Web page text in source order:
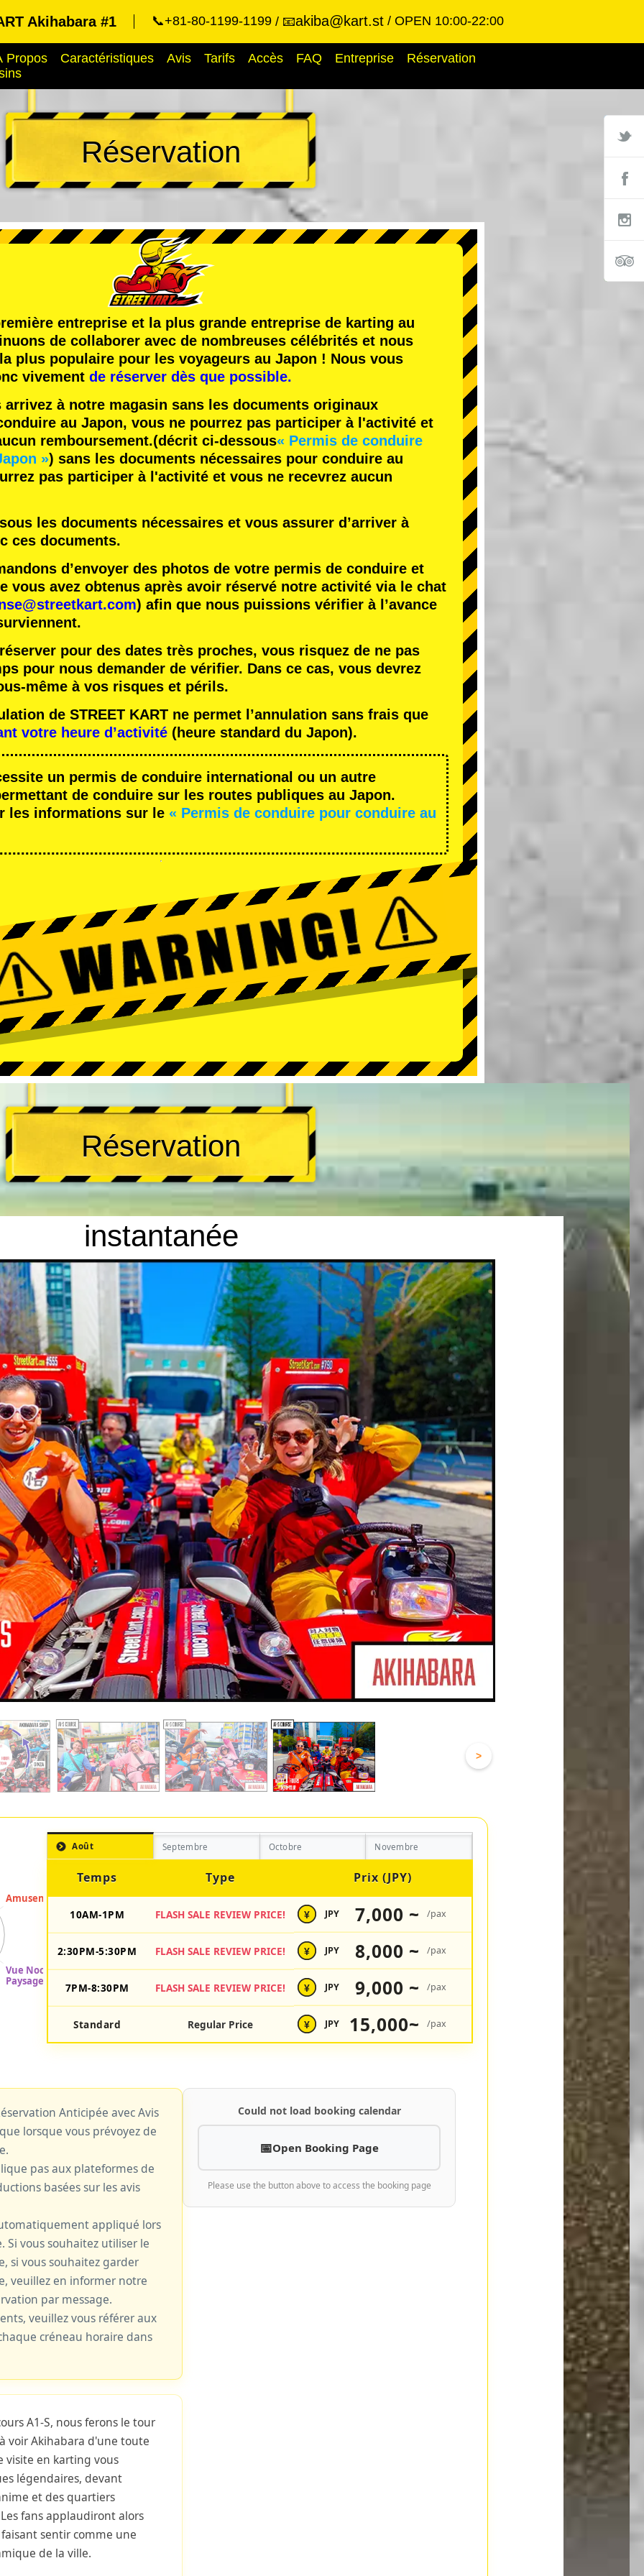
Akihabara #1 📞+81-80-1199-1199 📧akiba@kart.st OPEN 10:00-22:00
Propos Caractéristiques Avis Tarifs Accès FAQ Entreprise
Réservation
Réservation
entreprise et la plus grande entreprise de karting au
de collaborer avec de nombreuses célébrités et nous
plus populaire pour les voyageurs au Japon ! Nous vous
vivement de réserver dès que possible.
à notre magasin sans les documents originaux
au Japon, vous ne pourrez pas participer à l'activité et
remboursement.(décrit ci-dessous« Permis de conduire
») sans les documents nécessaires pour conduire au
pas participer à l'activité et vous ne recevrez aucun
les documents nécessaires et vous assurer d’arriver à
ces documents.
d’envoyer des photos de votre permis de conduire et
vous avez obtenus après avoir réservé notre activité via le chat
) afin que nous puissions vérifier à l’avance
pour des dates très proches, vous risquez de ne pas
pour nous demander de vérifier. Dans ce cas, vous devrez
même à vos risques et périls.
de STREET KART ne permet l’annulation sans frais que
votre heure d’activité (heure standard du Japon).
un permis de conduire international ou un autre
de conduire sur les routes publiques au Japon.
les informations sur le « Permis de conduire pour conduire au
Réservation
instantanée
>
Août Septembre Octobre Novembre
Temps Type Prix (JPY)
10AM-1PM FLASH SALE REVIEW PRICE! ¥ JPY 7,000 ~ /pax
2:30PM-5:30PM FLASH SALE REVIEW PRICE! ¥ JPY 8,000 ~ /pax
7PM-8:30PM FLASH SALE REVIEW PRICE! ¥ JPY 9,000 ~ /pax
Standard Regular Price ¥ JPY 15,000~ /pax
Anticipée avec Avis
lorsque vous prévoyez de
pas aux plateformes de
basées sur les avis
appliqué lors
Si vous souhaitez utiliser le
si vous souhaitez garder
veuillez en informer notre
par message.
veuillez vous référer aux
créneau horaire dans
A1-S, nous ferons le tour
voir Akihabara d'une toute
visite en karting vous
légendaires, devant
et des quartiers
fans applaudiront alors
sentir comme une
de la ville.
Could not load booking calendar
Open Booking Page
Please use the button above to access the booking page